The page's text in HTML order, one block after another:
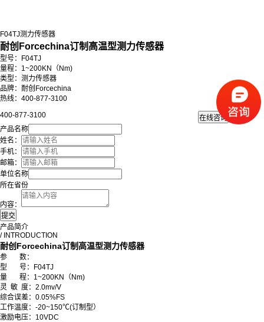
F04TJ测力传感器
耐创Forcechina订制高温型测力传感器
型号：F04TJ
量程：1~200KN（Nm)
类型：测力传感器
品牌：耐创Forcechina
热线：400-877-3100
400-877-3100
产品名称
姓名：
手机：
邮箱：
单位名称
所在省份
内容：
产品简介
/ INTRODUCTION
耐创Forcechina订制高温型测力传感器
参
数：
型
号：
F04TJ
量
程： 1~200KN
（Nm)
灵 敏 度： 2.0mv/V
综合误差： 0.05%FS
工作温度： -20~150℃(订制型）
激励电压： 10VDC